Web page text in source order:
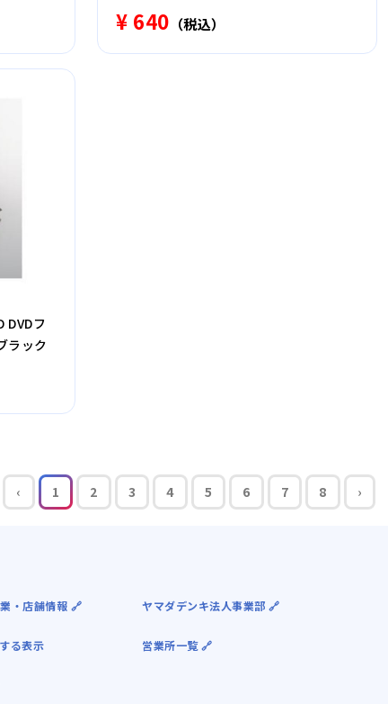
¥ 640 （税込）
DVDフ
ラック
‹ 1 2 3 4 5 6 7 8 ›
・店舗情報 🔗
る表示
ヤマダデンキ法人事業部 🔗
営業所一覧 🔗